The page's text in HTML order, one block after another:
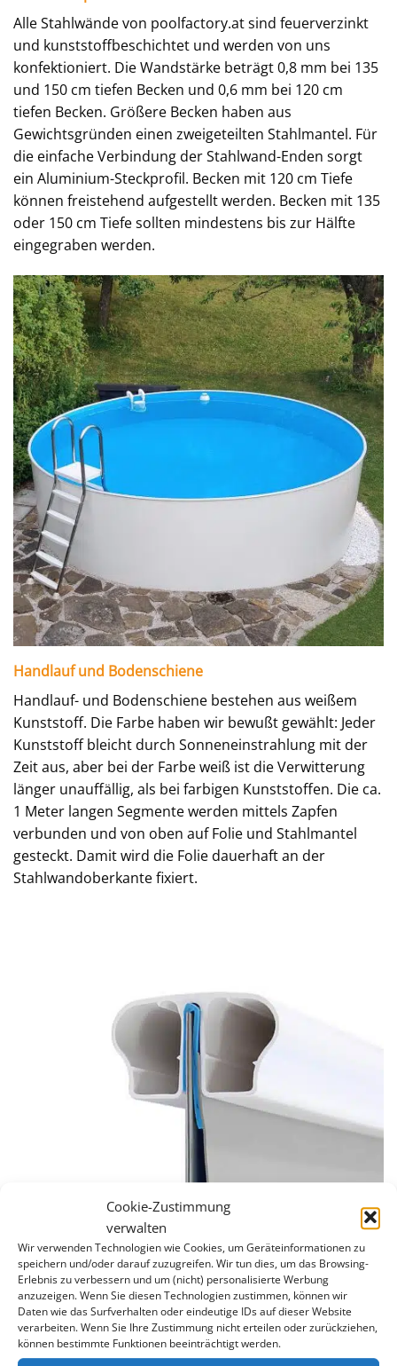
Cookie-Zustimmung
verwalten
Wir verwenden Technologien wie Cookies, um Geräteinformationen zu
speichern und/oder darauf zuzugreifen. Wir tun dies, um das Browsing-
Erlebnis zu verbessern und um (nicht) personalisierte Werbung
anzuzeigen. Wenn Sie diesen Technologien zustimmen, können wir
Daten wie das Surfverhalten oder eindeutige IDs auf dieser Website
verarbeiten. Wenn Sie Ihre Zustimmung nicht erteilen oder zurückziehen,
können bestimmte Funktionen beeinträchtigt werden.
Alle Stahlwände von poolfactory.at sind feuerverzinkt
und kunststoffbeschichtet und werden von uns
konfektioniert. Die Wandstärke beträgt 0,8 mm bei 135
und 150 cm tiefen Becken und 0,6 mm bei 120 cm
tiefen Becken. Größere Becken haben aus
Gewichtsgründen einen zweigeteilten Stahlmantel. Für
die einfache Verbindung der Stahlwand-Enden sorgt
ein Aluminium-Steckprofil. Becken mit 120 cm Tiefe
können freistehend aufgestellt werden. Becken mit 135
oder 150 cm Tiefe sollten mindestens bis zur Hälfte
eingegraben werden.
Handlauf und Bodenschiene
Handlauf- und Bodenschiene bestehen aus weißem
Kunststoff. Die Farbe haben wir bewußt gewählt: Jeder
Kunststoff bleicht durch Sonneneinstrahlung mit der
Zeit aus, aber bei der Farbe weiß ist die Verwitterung
länger unauffällig, als bei farbigen Kunststoffen. Die ca.
1 Meter langen Segmente werden mittels Zapfen
verbunden und von oben auf Folie und Stahlmantel
gesteckt. Damit wird die Folie dauerhaft an der
Stahlwandoberkante fixiert.
7 Jahre Garantie
Wir sind von der Qualität unserer Produkte überzeugt.
Daher erstreckt sich unsere 7jährige Garantie auf die